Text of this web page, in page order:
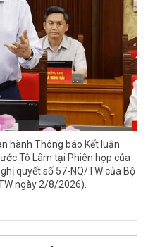
hành Thông báo Kết luận
Tô Lâm tại Phiên họp của
quyết số 57-NQ/TW của Bộ
ngày 2/8/2026).